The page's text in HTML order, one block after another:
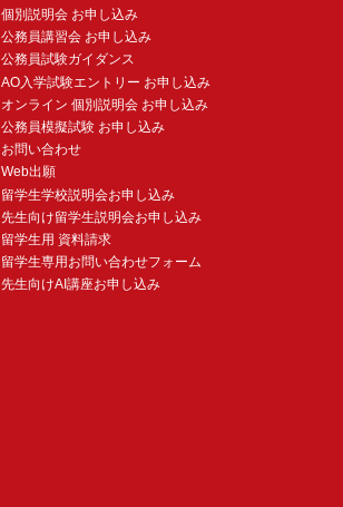
個別説明会 お申し込み
公務員講習会 お申し込み
公務員試験ガイダンス
AO入学試験エントリー お申し込み
オンライン 個別説明会 お申し込み
公務員模擬試験 お申し込み
お問い合わせ
Web出願
留学生学校説明会お申し込み
先生向け留学生説明会お申し込み
留学生用 資料請求
留学生専用お問い合わせフォーム
先生向けAI講座お申し込み